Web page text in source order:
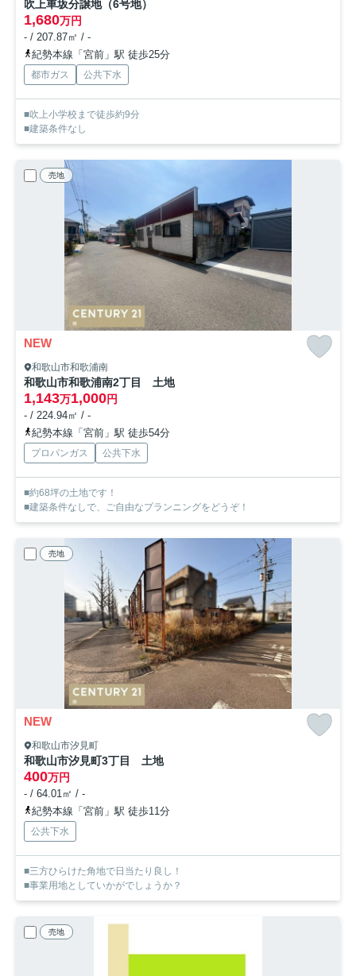
吹上車坂分譲地（6号地）
1,680万円
- / 207.87㎡ / -
紀勢本線「宮前」駅 徒歩25分
都市ガス 公共下水
■吹上小学校まで徒歩約9分
■建築条件なし
売地
NEW
和歌山市和歌浦南
和歌山市和歌浦南2丁目 土地
1,143万1,000円
- / 224.94㎡ / -
紀勢本線「宮前」駅 徒歩54分
プロパンガス 公共下水
■約68坪の土地です！
■建築条件なしで、ご自由なプランニングをどうぞ！
売地
NEW
和歌山市汐見町
和歌山市汐見町3丁目 土地
400万円
- / 64.01㎡ / -
紀勢本線「宮前」駅 徒歩11分
公共下水
■三方ひらけた角地で日当たり良し！
■事業用地としていかがでしょうか？
売地